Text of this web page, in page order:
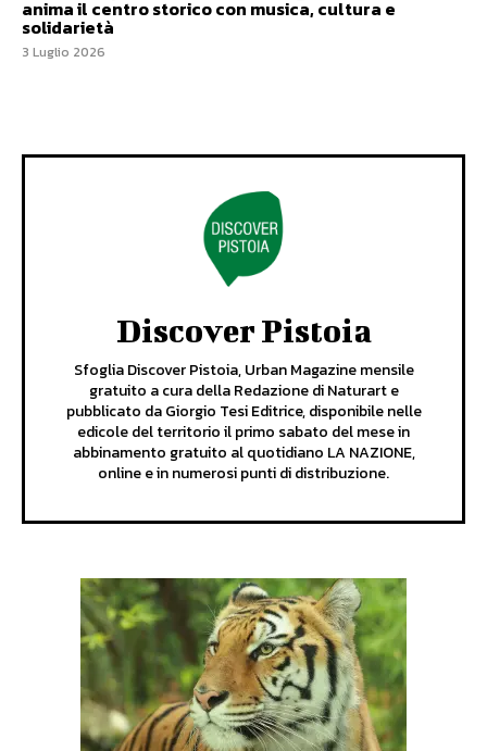
anima il centro storico con musica, cultura e
solidarietà
3 Luglio 2026
Discover Pistoia
Sfoglia Discover Pistoia, Urban Magazine mensile
gratuito a cura della Redazione di Naturart e
pubblicato da Giorgio Tesi Editrice, disponibile nelle
edicole del territorio il primo sabato del mese in
abbinamento gratuito al quotidiano LA NAZIONE,
online e in numerosi punti di distribuzione.